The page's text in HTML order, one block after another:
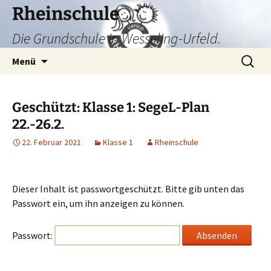
Zum
Inhalt
springen
Rheinschule
Die Grundschule in Wesseling-Urfeld.
Menü
Suchen
nach:
Geschützt: Klasse 1: SegeL-Plan
22.-26.2.
22. Februar 2021 Klasse 1 Rheinschule
Dieser Inhalt ist passwortgeschützt. Bitte gib unten das
Passwort ein, um ihn anzeigen zu können.
Passwort: